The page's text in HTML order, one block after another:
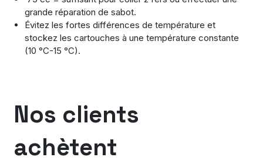
Nos clients
achètent
grande réparation de sabot.
Évitez les fortes différences de température et
stockez les cartouches à une température constante
(10 °C-15 °C).